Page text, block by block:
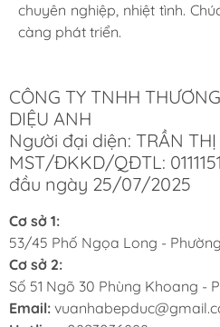
chuyên nghiệp, nhiệt tình.
càng phát triển.
chuyên nghiệp, nhiệt tình.
càng phát triển.
chuyên nghiệp, nhiệt tình.
càng phát triển.
CÔNG TY TNHH
DIỆU ANH
Người đại diện: TRẦN THỊ
MST/ĐKKD/QĐTL:
đầu ngày 25/07/2025
Cơ sở 1:
53/45 Phố Ngọa Long -
Cơ sở 2:
Số 51 Ngõ 30 Phùng Khoang -
Email: